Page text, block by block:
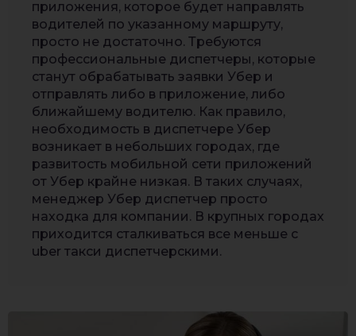
приложения, которое будет направлять
водителей по указанному маршруту,
просто не достаточно. Требуются
профессиональные диспетчеры, которые
станут обрабатывать заявки Убер и
отправлять либо в приложение, либо
ближайшему водителю. Как правило,
необходимость в диспетчере Убер
возникает в небольших городах, где
развитость мобильной сети приложений
от Убер крайне низкая. В таких случаях,
менеджер Убер диспетчер просто
находка для компании. В крупных городах
приходится сталкиваться все меньше с
uber такси диспетчерскими.